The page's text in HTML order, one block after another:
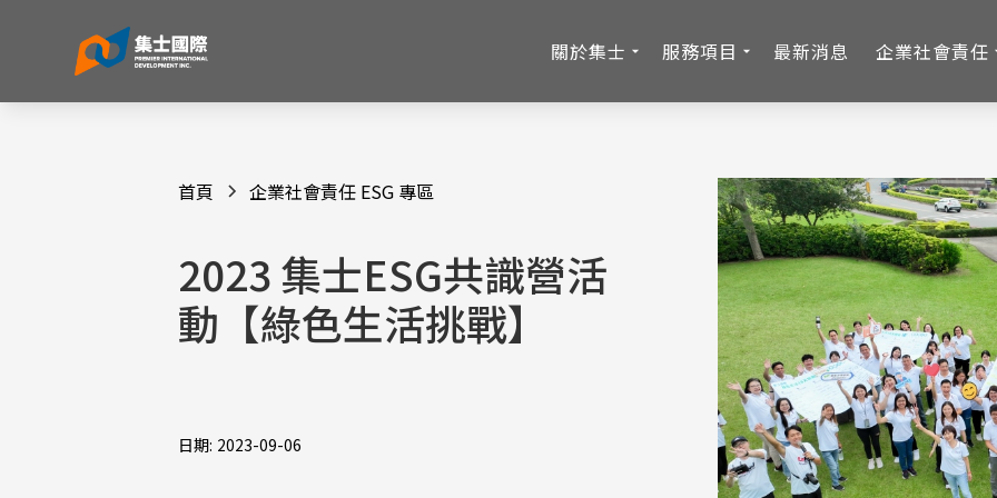
關於集士 服務項目 最新消息 企業社會責任
首頁 企業社會責任 ESG 專區
2023 集士ESG共識營活
動【綠色生活挑戰】
日期: 2023-09-06